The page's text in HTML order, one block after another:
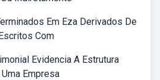
Em Eza Derivados De
Com
Evidencia A Estrutura
Empresa